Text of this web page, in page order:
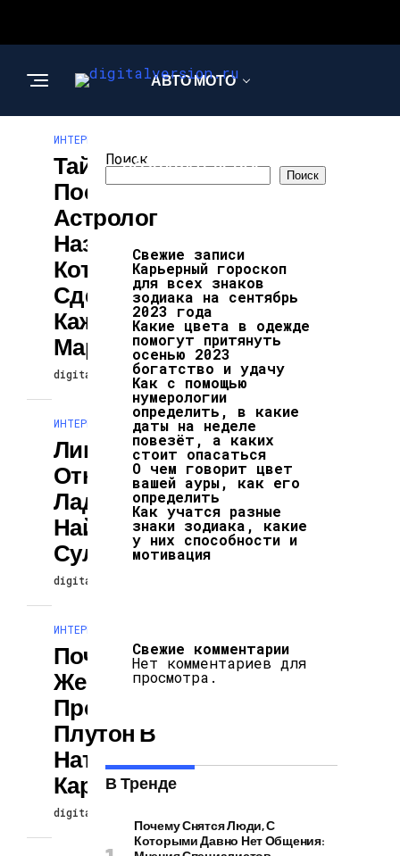
АВТО МОТО
ИНТЕРЕСНОЕ И
ПОЗНАВАТЕЛЬНОЕ
ИНТЕРЕСНОЕ И ПОЗНАВАТЕЛЬНОЕ
Тайное
Послание:
Астролог
Назвал 3 Вещи,
Которые Нужно
Сделать
Каждому До 2
Марта 2025 Года
digitalversion 25.02.2025
ИНТЕРЕСНОЕ И ПОЗНАВАТЕЛЬНОЕ
Линия
Отношений На
Ладони: Как Ее
Найти И Что Она
Сулит
digitalversion
ИНТЕРЕСНОЕ И ПОЗНАВАТЕЛЬНОЕ
Почему Каждой
Женщине Важно
Проработать
Плутон В
Натальной
Карте
digitalversion
Поиск
Поиск
Свежие записи
Карьерный гороскоп
для всех знаков
зодиака на сентябрь
2023 года
Какие цвета в одежде
помогут притянуть
осенью 2023
богатство и удачу
Как с помощью
нумерологии
определить, в какие
даты на неделе
повезёт, а каких
стоит опасаться
О чем говорит цвет
вашей ауры, как его
определить
Как учатся разные
знаки зодиака, какие
у них способности и
мотивация
Свежие комментарии
Нет комментариев для
просмотра.
В Тренде
Почему Снятся Люди, С
Которыми Давно Нет Общения: